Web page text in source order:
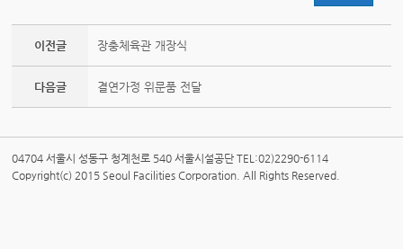
이전글 장충체육관 개장식
다음글 결연가정 위문품 전달
04704 서울시 성동구 청계천로 540 서울시설공단 TEL:02)2290-6114
Copyright(c) 2015 Seoul Facilities Corporation. All Rights Reserved.